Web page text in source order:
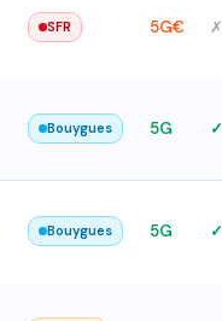
SFR 5G€ ✗
Bouygues 5G ✓
Bouygues 5G ✓